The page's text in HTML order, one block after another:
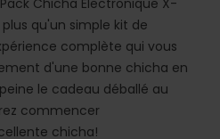
Chicha Électronique X-
qu'un simple kit de
complète qui vous
d'une bonne chicha en
le cadeau déballé au
commencer
chicha!